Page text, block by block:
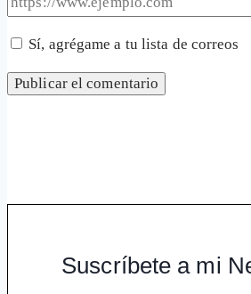
Sí, agrégame a tu lista de correos
Suscríbete a mi